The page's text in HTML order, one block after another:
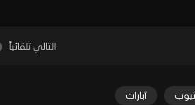
التالي تلقائياً
آبارات